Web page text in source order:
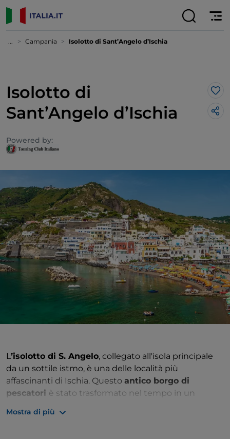
... Campania Isolotto di Sant’Angelo d’Ischia
Isolotto di
Sant’Angelo d’Ischia
Powered by:
L’isolotto di S. Angelo, collegato all'isola principale
da un sottile istmo, è una delle località più
affascinanti di Ischia. Questo antico borgo di
pescatori è stato trasformato nel tempo in un
suo fascino originario. Le
Mostra di più